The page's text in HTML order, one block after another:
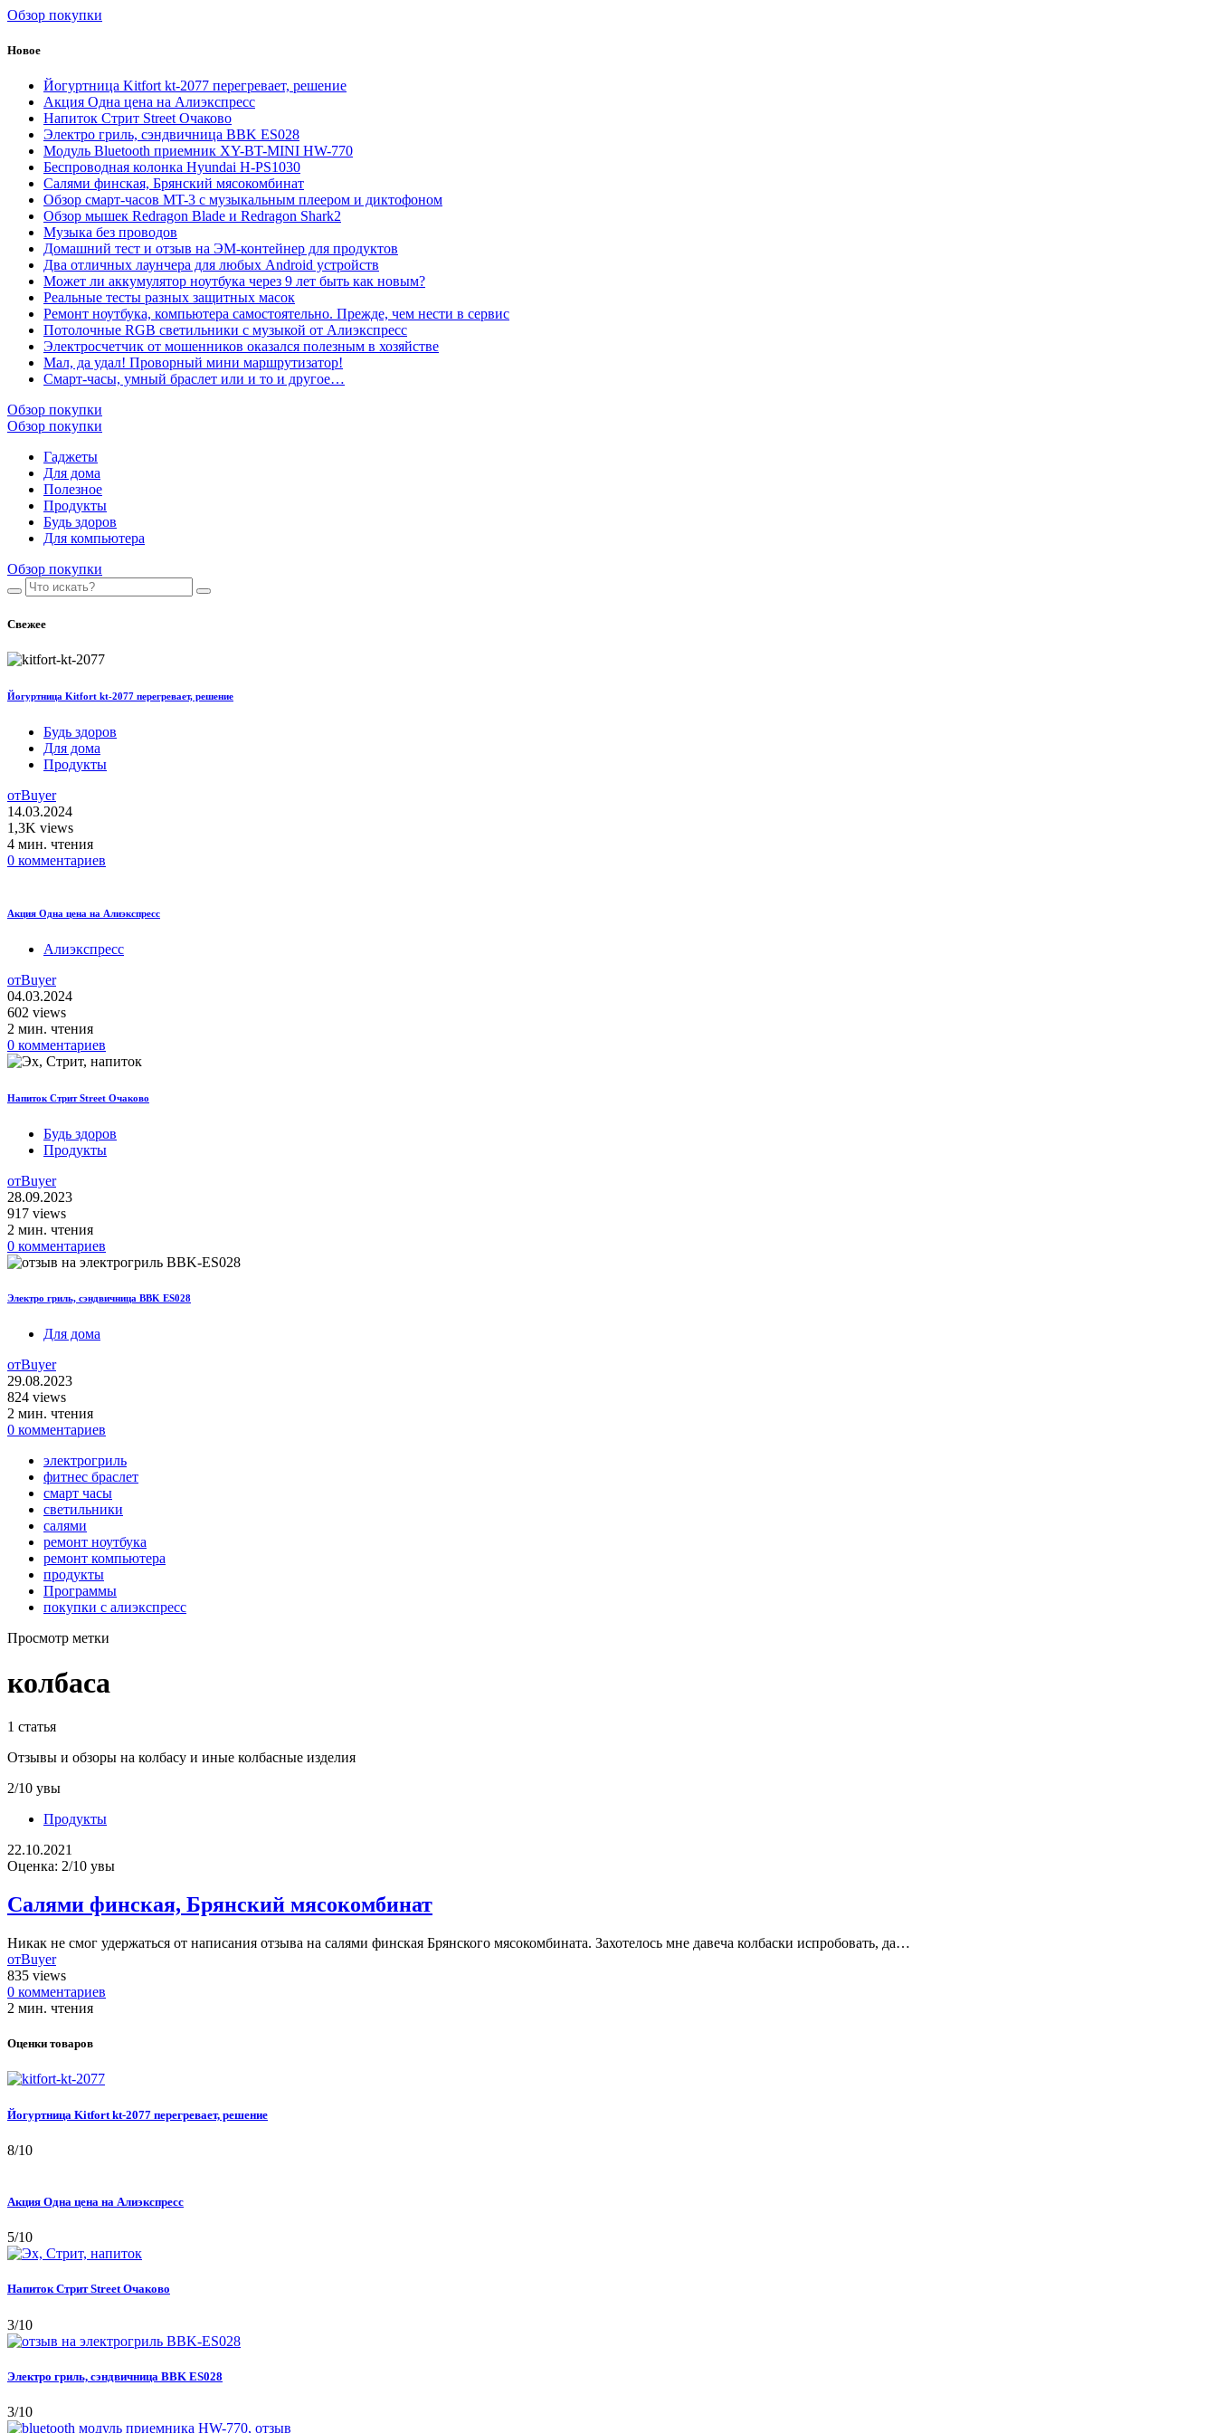
Обзор покупки
Новое
Йогуртница Kitfort kt-2077 перегревает, решение
Акция Одна цена на Алиэкспресс
Напиток Стрит Street Очаково
Электро гриль, сэндвичница BBK ES028
Модуль Bluetooth приемник XY-BT-MINI HW-770
Беспроводная колонка Hyundai H-PS1030
Салями финская, Брянский мясокомбинат
Обзор смарт-часов MT-3 с музыкальным плеером и диктофоном
Обзор мышек Redragon Blade и Redragon Shark2
Музыка без проводов
Домашний тест и отзыв на ЭМ-контейнер для продуктов
Два отличных лаунчера для любых Android устройств
Может ли аккумулятор ноутбука через 9 лет быть как новым?
Реальные тесты разных защитных масок
Ремонт ноутбука, компьютера самостоятельно. Прежде, чем нести в сервис
Потолочные RGB светильники с музыкой от Алиэкспресс
Электросчетчик от мошенников оказался полезным в хозяйстве
Мал, да удал! Проворный мини маршрутизатор!
Смарт-часы, умный браслет или и то и другое…
Обзор покупки
Обзор покупки
Гаджеты
Для дома
Полезное
Продукты
Будь здоров
Для компьютера
Обзор покупки
Свежее
Йогуртница Kitfort kt-2077 перегревает, решение
Будь здоров
Для дома
Продукты
отBuyer
14.03.2024
1,3K views
4 мин. чтения
0 комментариев
Акция Одна цена на Алиэкспресс
Алиэкспресс
отBuyer
04.03.2024
602 views
2 мин. чтения
0 комментариев
Напиток Стрит Street Очаково
Будь здоров
Продукты
отBuyer
28.09.2023
917 views
2 мин. чтения
0 комментариев
Электро гриль, сэндвичница BBK ES028
Для дома
отBuyer
29.08.2023
824 views
2 мин. чтения
0 комментариев
электрогриль
фитнес браслет
смарт часы
светильники
салями
ремонт ноутбука
ремонт компьютера
продукты
Программы
покупки с алиэкспресс
Просмотр метки
колбаса
1 статья
Отзывы и обзоры на колбасу и иные колбасные изделия
2/10 увы
Продукты
22.10.2021
Оценка: 2/10 увы
Салями финская, Брянский мясокомбинат
Никак не смог удержаться от написания отзыва на салями финская Брянского мясокомбината. Захотелось мне давеча колбаски испробовать, да…
отBuyer
835 views
0 комментариев
2 мин. чтения
Оценки товаров
Йогуртница Kitfort kt-2077 перегревает, решение
8/10
Акция Одна цена на Алиэкспресс
5/10
Напиток Стрит Street Очаково
3/10
Электро гриль, сэндвичница BBK ES028
3/10